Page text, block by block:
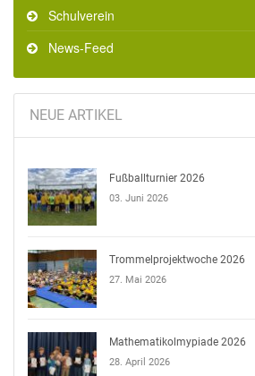
Schulverein
News-Feed
NEUE ARTIKEL
Fußballturnier 2026
03. Juni 2026
Trommelprojektwoche 2026
27. Mai 2026
Mathematikolmypiade 2026
28. April 2026